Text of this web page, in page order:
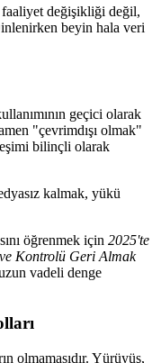
değişikliği değil,
beyin hala veri
geçici olarak
"çevrimdışı olmak"
bilinçli olarak
kalmak, yükü
öğrenmek için 2025'te
Kontrolü Geri Almak
vadeli denge
olmamasıdır. Yürüyüş,